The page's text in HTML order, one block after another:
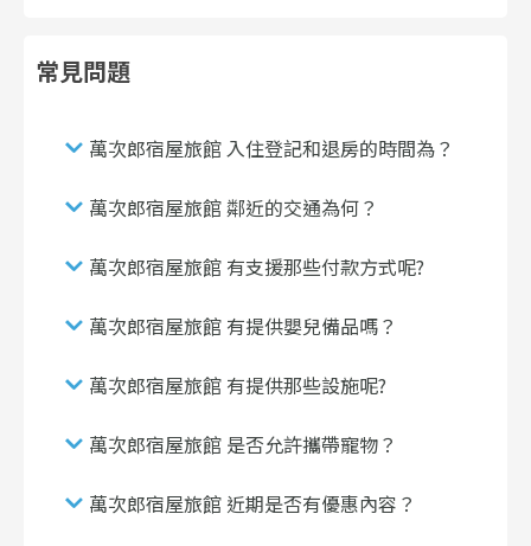
常見問題
萬次郎宿屋旅館 入住登記和退房的時間為？
萬次郎宿屋旅館 鄰近的交通為何？
萬次郎宿屋旅館 有支援那些付款方式呢?
萬次郎宿屋旅館 有提供嬰兒備品嗎？
萬次郎宿屋旅館 有提供那些設施呢?
萬次郎宿屋旅館 是否允許攜帶寵物？
萬次郎宿屋旅館 近期是否有優惠內容？